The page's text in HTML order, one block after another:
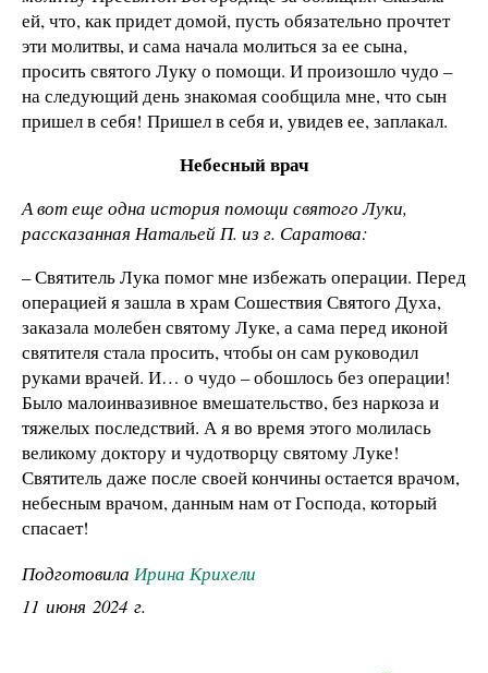
ей, что, как придет домой, пусть обязательно прочтет
эти молитвы, и сама начала молиться за ее сына,
просить святого Луку о помощи. И произошло чудо –
на следующий день знакомая сообщила мне, что сын
пришел в себя! Пришел в себя и, увидев ее, заплакал.
Небесный врач
А вот еще одна история помощи святого Луки,
рассказанная Натальей П. из г. Саратова:
– Святитель Лука помог мне избежать операции. Перед
операцией я зашла в храм Сошествия Святого Духа,
заказала молебен святому Луке, а сама перед иконой
святителя стала просить, чтобы он сам руководил
руками врачей. И… о чудо – обошлось без операции!
Было малоинвазивное вмешательство, без наркоза и
тяжелых последствий. А я во время этого молилась
великому доктору и чудотворцу святому Луке!
Святитель даже после своей кончины остается врачом,
небесным врачом, данным нам от Господа, который
спасает!
Подготовила Ирина Крихели
11 июня 2024 г.